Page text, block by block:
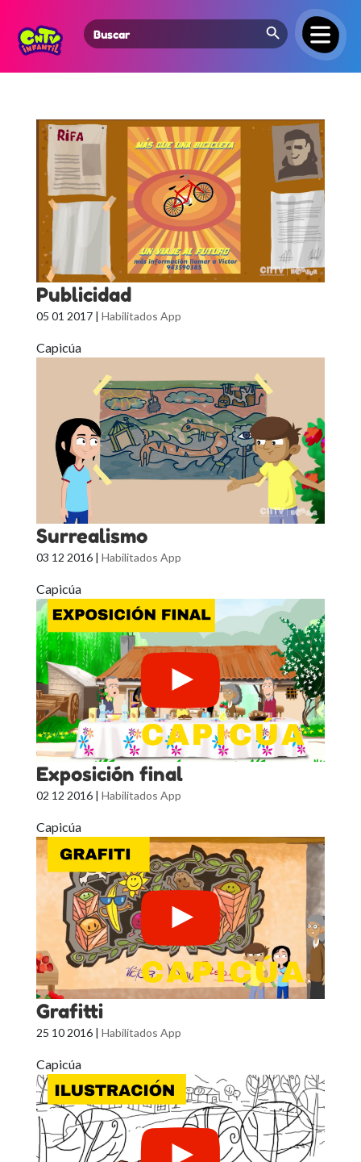
Search
for:
Search Button
Publicidad
05 01 2017| Habilitados App
Capicúa
Surrealismo
03 12 2016| Habilitados App
Capicúa
Exposición final
02 12 2016| Habilitados App
Capicúa
Grafitti
25 10 2016| Habilitados App
Capicúa